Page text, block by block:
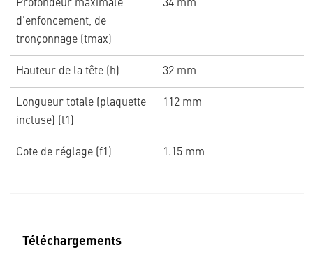
Profondeur maximale
d'enfoncement, de
tronçonnage (tmax)
34 mm
Hauteur de la tête (h) 32 mm
Longueur totale (plaquette
incluse) (l1)
112 mm
Cote de réglage (f1) 1.15 mm
Téléchargements